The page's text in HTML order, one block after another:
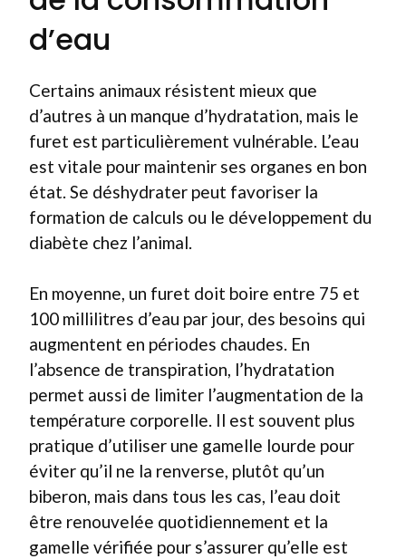
d’eau
Certains animaux résistent mieux que
d’autres à un manque d’hydratation, mais le
furet est particulièrement vulnérable. L’eau
est vitale pour maintenir ses organes en bon
état. Se déshydrater peut favoriser la
formation de calculs ou le développement du
diabète chez l’animal.
En moyenne, un furet doit boire entre 75 et
100 millilitres d’eau par jour, des besoins qui
augmentent en périodes chaudes. En
l’absence de transpiration, l’hydratation
permet aussi de limiter l’augmentation de la
température corporelle. Il est souvent plus
pratique d’utiliser une gamelle lourde pour
éviter qu’il ne la renverse, plutôt qu’un
biberon, mais dans tous les cas, l’eau doit
être renouvelée quotidiennement et la
gamelle vérifiée pour s’assurer qu’elle est